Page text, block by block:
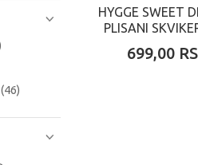
HYGGE SWEET
PLISANI
699,00